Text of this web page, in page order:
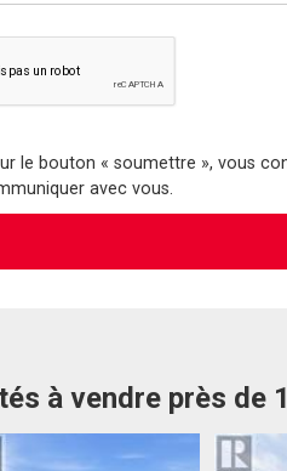
le bouton « soumettre », vous
avec vous.
à vendre près de